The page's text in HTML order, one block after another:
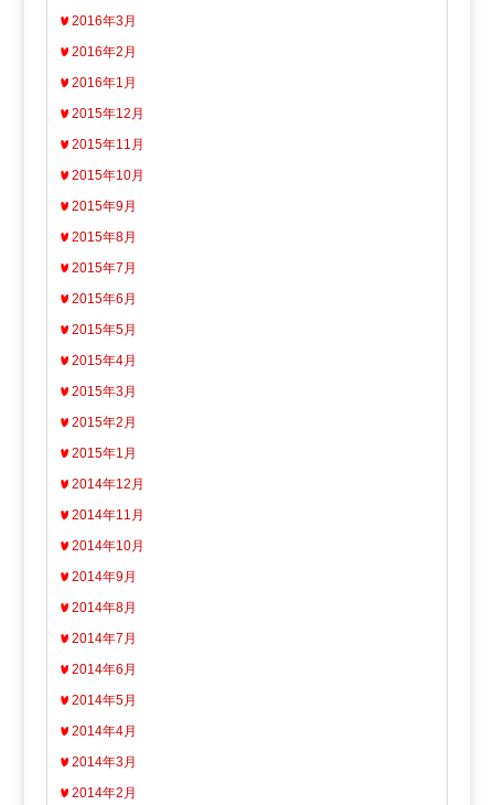
2016年3月
2016年2月
2016年1月
2015年12月
2015年11月
2015年10月
2015年9月
2015年8月
2015年7月
2015年6月
2015年5月
2015年4月
2015年3月
2015年2月
2015年1月
2014年12月
2014年11月
2014年10月
2014年9月
2014年8月
2014年7月
2014年6月
2014年5月
2014年4月
2014年3月
2014年2月